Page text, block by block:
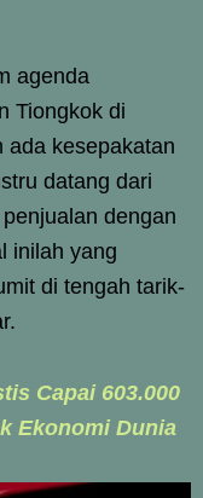
agenda
Tiongkok di
ada kesepakatan
datang dari
dengan
inilah yang
di tengah tarik-
Capai 603.000
Ekonomi Dunia